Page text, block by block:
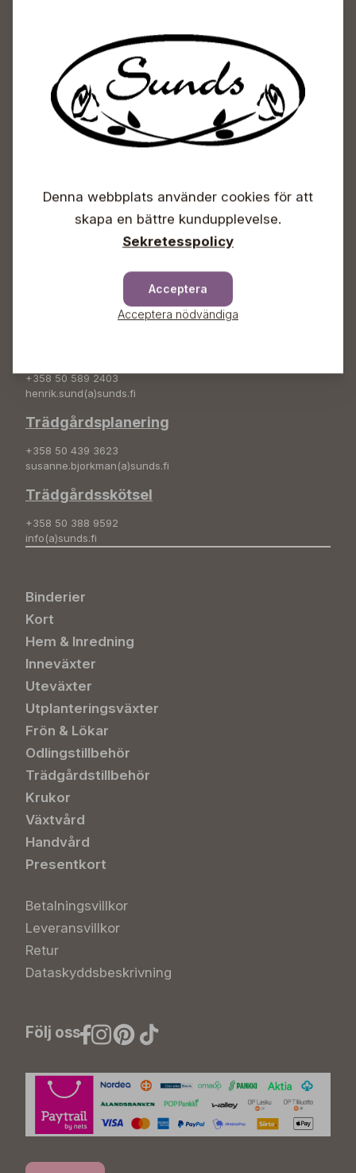
Sunds Trädgård Ab
Svedenvägen 66
68660 Jakobstad
Blombeställningar
+358 50 388 9592
info(a)sunds.fi
+358 50 572 4235
plantshop(a)sunds.fi
Lösviktsprodukter lastningstider
vardagar kl.09-17, lö kl. 09-15
Sunds tjänster
+358 50 589 2403
henrik.sund(a)sunds.fi
Trädgårdsplanering
+358 50 439 3623
susanne.bjorkman(a)sunds.fi
Trädgårdsskötsel
+358 50 388 9592
info(a)sunds.fi
Binderier
Kort
Hem & Inredning
Inneväxter
Uteväxter
Utplanteringsväxter
Frön & Lökar
Odlingstillbehör
Trädgårdstillbehör
Krukor
Växtvård
Handvård
Presentkort
Betalningsvillkor
Leveransvillkor
Retur
Dataskyddsbeskrivning
Följ oss
Denna webbplats använder cookies för att
skapa en bättre kundupplevelse.
Sekretesspolicy
Acceptera
Acceptera nödvändiga